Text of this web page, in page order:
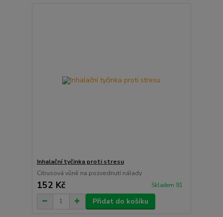
Inhalační tyčinka proti stresu
Citrusová vůně na pozvednutí nálady
152 Kč Skladem 91
Přidat do košíku